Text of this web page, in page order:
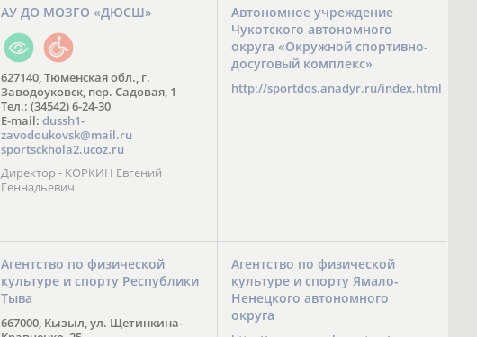
АУ ДО МОЗГО «ДЮСШ»
627140, Тюменская обл., г.
Заводоуковск, пер. Садовая, 1
Тел.: (34542) 6-24-30
​E-mail: dussh1-
zavodoukovsk@mail.ru
sportsckhola2.ucoz.ru
Директор - КОРКИН Евгений
Геннадьевич
Автономное учреждение
Чукотского автономного
округа «Окружной спортивно-
досуговый комплекс»
http://sportdos.anadyr.ru/index.html
Агентство по физической
культуре и спорту Республики
Тыва
667000, Кызыл, ул. Щетинкина-
Агентство по физической
культуре и спорту Ямало-
Ненецкого автономного
округа